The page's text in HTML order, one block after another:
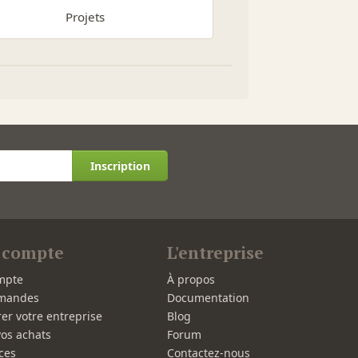
Projets
Inscription
votre entreprise
achats
L'entreprise
À propos
Documentation
Blog
Forum
Contactez-nous